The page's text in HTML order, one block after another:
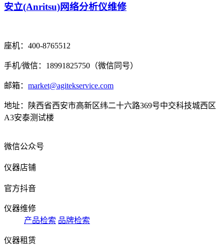
安立(Anritsu)网络分析仪维修
座机：400-8765512
手机/微信：18991825750（微信同号）
邮箱： market@agitekservice.com
地址：陕西省西安市高新区纬二十六路369号中交科技城西区
A3安泰测试楼
微信公众号
仪器店铺
官方抖音
仪器维修
产品检索 品牌检索
仪器租赁